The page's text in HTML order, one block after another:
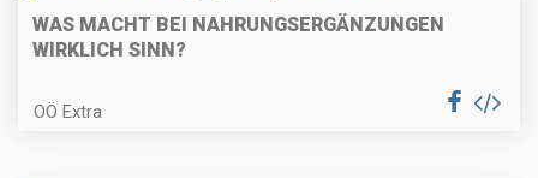
WAS MACHT BEI NAHRUNGSERGÄNZUNGEN
WIRKLICH SINN?
OÖ Extra